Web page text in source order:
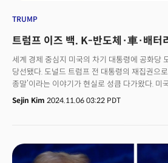
TRUMP
트럼프 이즈 백. K-반도체·車·배터
세계 경제 중심지 미국의 차기 대통령에 공화당
당선됐다. 도널드 트럼프 전 대통령의 재집권으
종말’이라는 이야기가 현실로 성큼 다가왔다. 미
제조업 사슬을 만들고 혜택을 부여해왔다. 한국은
행위자 중 하나였다. 그러나 보호무역주의, '아메
변화로 인해 국내 경제의 상당 부분을 차지하는
것이라는 전망이 지배적이다. 한국 경제에서 두
Sejin Kim 2024.11.06 03:22 PDT